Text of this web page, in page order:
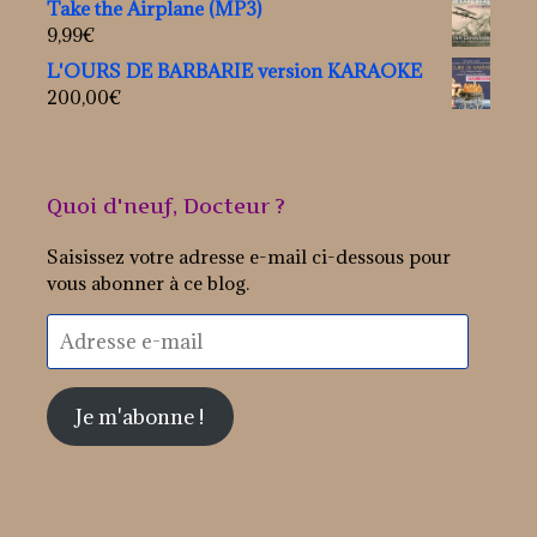
Take the Airplane (MP3)
9,99€
L'OURS DE BARBARIE version KARAOKE
200,00€
Quoi d'neuf, Docteur ?
Saisissez votre adresse e-mail ci-dessous pour
vous abonner à ce blog.
Adresse
e-
Je m'abonne !